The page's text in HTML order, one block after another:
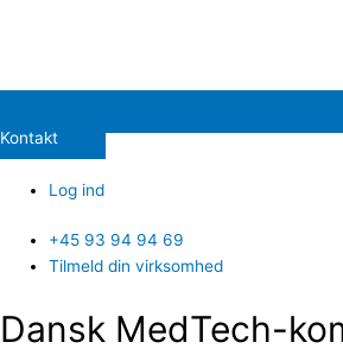
Kontakt
Log ind
+45 93 94 94 69
Tilmeld din virksomhed
Dansk MedTech-